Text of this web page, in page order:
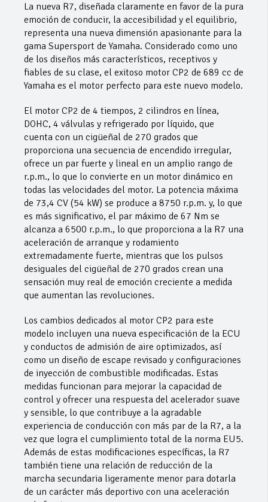
La nueva R7, diseñada claramente en favor de la pura
emoción de conducir, la accesibilidad y el equilibrio,
representa una nueva dimensión apasionante para la
gama Supersport de Yamaha. Considerado como uno
de los diseños más característicos, receptivos y
fiables de su clase, el exitoso motor CP2 de 689 cc de
Yamaha es el motor perfecto para este nuevo modelo.
El motor CP2 de 4 tiempos, 2 cilindros en línea,
DOHC, 4 válvulas y refrigerado por líquido, que
cuenta con un cigüeñal de 270 grados que
proporciona una secuencia de encendido irregular,
ofrece un par fuerte y lineal en un amplio rango de
r.p.m., lo que lo convierte en un motor dinámico en
todas las velocidades del motor. La potencia máxima
de 73,4 CV (54 kW) se produce a 8750 r.p.m. y, lo que
es más significativo, el par máximo de 67 Nm se
alcanza a 6500 r.p.m., lo que proporciona a la R7 una
aceleración de arranque y rodamiento
extremadamente fuerte, mientras que los pulsos
desiguales del cigüeñal de 270 grados crean una
sensación muy real de emoción creciente a medida
que aumentan las revoluciones.
Los cambios dedicados al motor CP2 para este
modelo incluyen una nueva especificación de la ECU
y conductos de admisión de aire optimizados, así
como un diseño de escape revisado y configuraciones
de inyección de combustible modificadas. Estas
medidas funcionan para mejorar la capacidad de
control y ofrecer una respuesta del acelerador suave
y sensible, lo que contribuye a la agradable
experiencia de conducción con más par de la R7, a la
vez que logra el cumplimiento total de la norma EU5.
Además de estas modificaciones específicas, la R7
también tiene una relación de reducción de la
marcha secundaria ligeramente menor para dotarla
de un carácter más deportivo con una aceleración